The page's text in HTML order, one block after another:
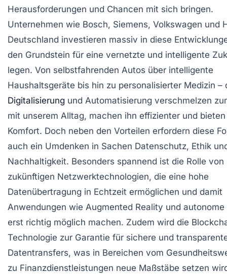
Herausforderungen und Chancen mit sich bringen.
Unternehmen wie Bosch, Siemens, Volkswagen und
Deutschland investieren massiv in diese
den Grundstein für eine vernetzte und intelligente
legen. Von selbstfahrenden Autos über intelligente
Haushaltsgeräte bis hin zu personalisierter Medizin –
Digitalisierung und Automatisierung verschmelzen
mit unserem Alltag, machen ihn effizienter und
Komfort. Doch neben den Vorteilen erfordern diese
auch ein Umdenken in Sachen Datenschutz, Ethik
Nachhaltigkeit. Besonders spannend ist die Rolle von
zukünftigen Netzwerktechnologien, die eine hohe
Datenübertragung in Echtzeit ermöglichen und damit
Anwendungen wie Augmented Reality und
erst richtig möglich machen. Zudem wird die
Technologie zur Garantie für sichere und
Datentransfers, was in Bereichen vom
zu Finanzdienstleistungen neue Maßstäbe setzen